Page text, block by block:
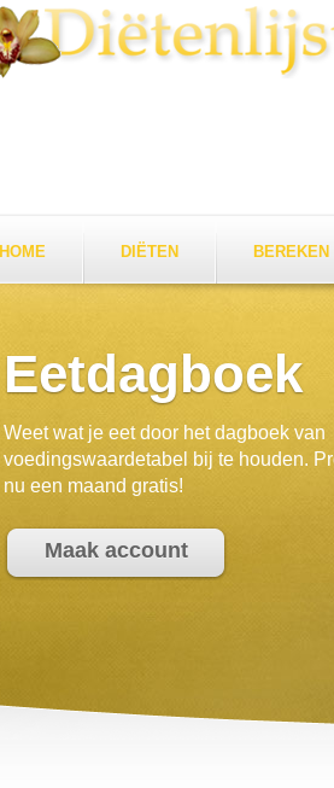
HOME DIËTEN BEREKEN
Eetdagboek
Weet wat je eet door het dagboek van
voedingswaardetabel bij te houden.
nu een maand gratis!
Maak account